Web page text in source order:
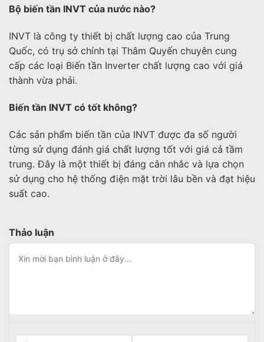
Bộ biến tần INVT của nước nào?
INVT là công ty thiết bị chất lượng cao của Trung
Quốc, có trụ sở chính tại Thâm Quyến chuyên cung
cấp các loại Biến tần Inverter chất lượng cao với giá
thành vừa phải.
Biến tần INVT có tốt không?
Các sản phẩm biến tần của INVT được đa số người
từng sử dụng đánh giá chất lượng tốt với giá cả tầm
trung. Đây là một thiết bị đáng cân nhắc và lựa chọn
sử dụng cho hệ thống điện mặt trời lâu bền và đạt hiệu
suất cao.
Thảo luận